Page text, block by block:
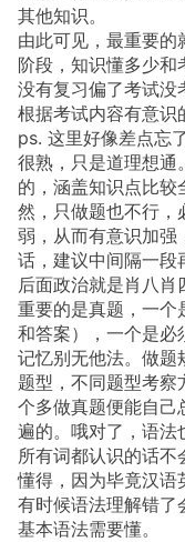
其他知识。
由此可见，最重要的
阶段，知识懂多少和
没有复习偏了考试没
根据考试内容有意识
ps. 这里好像差点忘
很熟，只是道理想通
的，涵盖知识点比较
然，只做题也不行，
弱，从而有意识加强
话，建议中间隔一段
后面政治就是肖八
重要的是真题，一个
和答案），一个是必
记忆别无他法。做题
题型，不同题型考
个多做真题便能自己
遍的。哦对了，语法
所有词都认识的话
懂得，因为毕竟汉语
有时候语法理解错了
基本语法需要懂。